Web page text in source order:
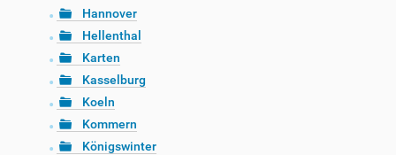
Hannover
Hellenthal
Karten
Kasselburg
Koeln
Kommern
Königswinter